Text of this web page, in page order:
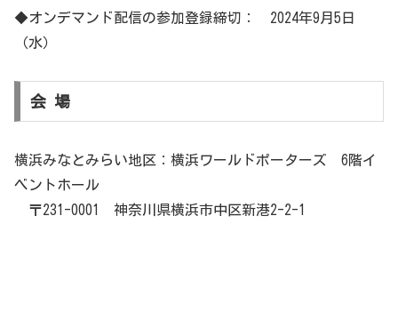
◆オンデマンド配信の参加登録締切： 2024年9月5日
（水）
会 場
横浜みなとみらい地区：横浜ワールドポーターズ 6階イ
ベントホール
〒231-0001 神奈川県横浜市中区新港2-2-1